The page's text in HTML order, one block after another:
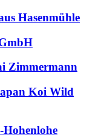
Hasenmühle
Zimmermann
Koi Wild
Hohenlohe